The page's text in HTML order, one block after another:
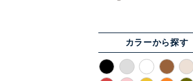
カラーから探す